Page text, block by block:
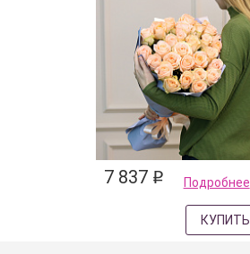
7 837 q Подробнее
КУПИТЬ